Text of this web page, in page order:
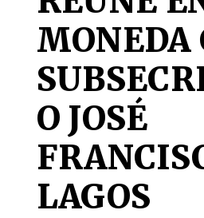
MONEDA
O JOSÉ
LAGOS